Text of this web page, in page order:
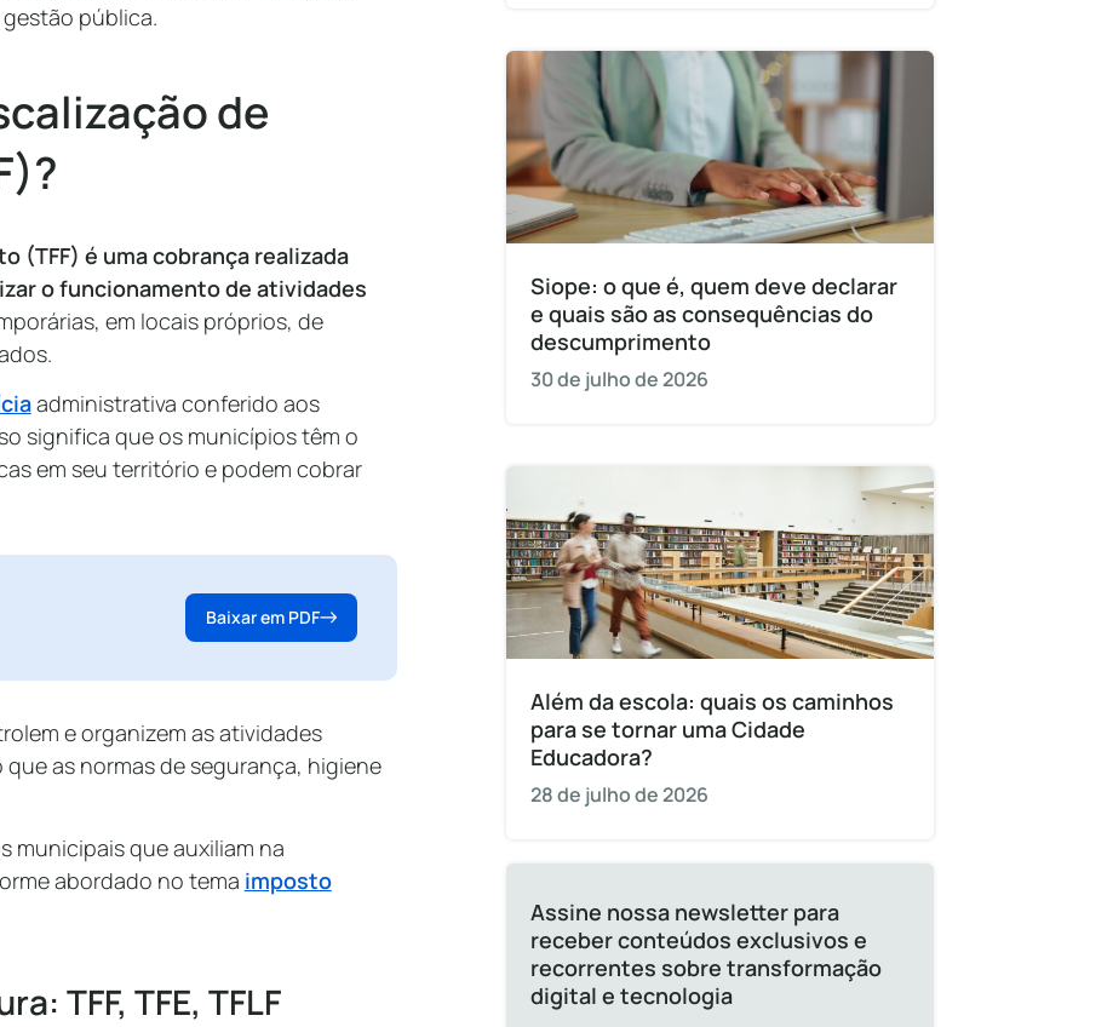
pública.
de
(TFF) é uma cobrança realizada
o funcionamento de atividades
em locais próprios, de
administrativa conferido aos
significa que os municípios têm o
em seu território e podem cobrar
Baixar em PDF
e organizem as atividades
as normas de segurança, higiene
municipais que auxiliam na
abordado no tema imposto
TFF, TFE, TFLF
Siope: o que é, quem deve declarar
e quais são as consequências do
descumprimento
30 de julho de 2026
Além da escola: quais os caminhos
para se tornar uma Cidade
Educadora?
28 de julho de 2026
Assine nossa newsletter para
receber conteúdos exclusivos e
recorrentes sobre transformação
digital e tecnologia